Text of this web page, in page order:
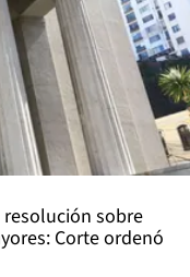
resolución sobre
Corte ordenó